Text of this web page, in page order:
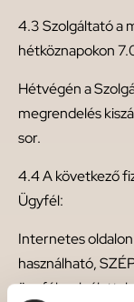
4.3 Szolgáltató a
hétköznapokon
Hétvégén a
megrendelés
sor.
4.4 A következő
Ügyfél:
Internetes
használható,
ügyfélszolgálattal